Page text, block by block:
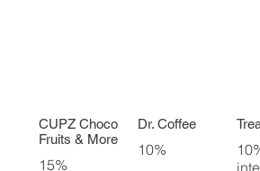
CUPZ Choco
Fruits & More
15%
Dr. Coffee
10%